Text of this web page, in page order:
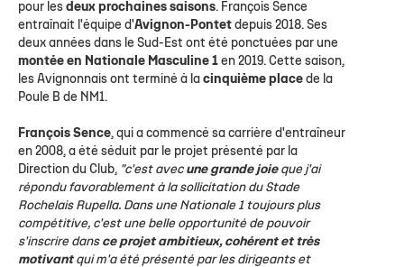
pour les deux prochaines saisons. François Sence
entraînait l'équipe d'Avignon-Pontet depuis 2018. Ses
deux années dans le Sud-Est ont été ponctuées par une
montée en Nationale Masculine 1 en 2019. Cette saison,
les Avignonnais ont terminé à la cinquième place de la
Poule B de NM1.
François Sence, qui a commencé sa carrière d'entraîneur
en 2008, a été séduit par le projet présenté par la
Direction du Club, "c'est avec une grande joieque j'ai
répondu favorablement à la sollicitation du Stade
Rochelais Rupella. Dans une Nationale 1 toujours plus
compétitive, c'est une belle opportunité de pouvoir
s'inscrire dans ce projet ambitieux, cohérent et très
motivantqui m'a été présenté par les dirigeants et